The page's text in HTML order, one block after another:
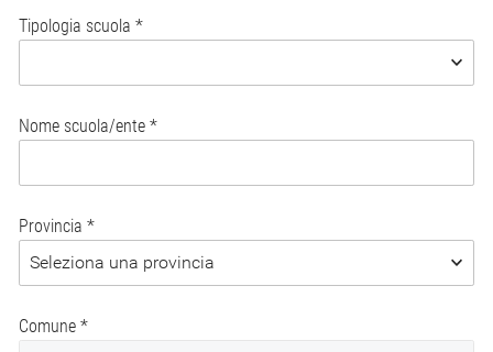
Tipologia scuola
Nome scuola/ente
Provincia
Comune